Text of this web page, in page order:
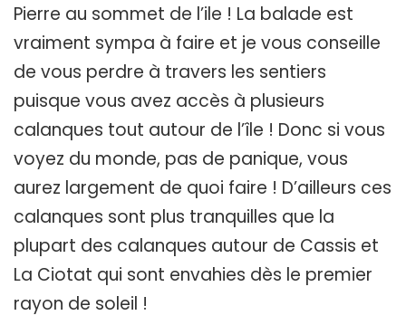
Pierre au sommet de l’ile ! La balade est
vraiment sympa à faire et je vous conseille
de vous perdre à travers les sentiers
puisque vous avez accès à plusieurs
calanques tout autour de l’île ! Donc si vous
voyez du monde, pas de panique, vous
aurez largement de quoi faire ! D’ailleurs ces
calanques sont plus tranquilles que la
plupart des calanques autour de Cassis et
La Ciotat qui sont envahies dès le premier
rayon de soleil !